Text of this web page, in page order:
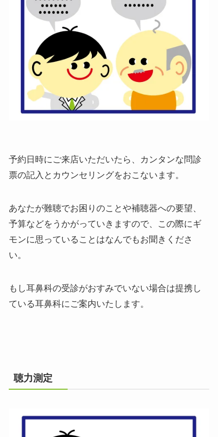
予約日時にご来店いただいたら、カンタンな問診
票の記入とカウンセリングをおこないます。
あなたが難聴でお困りのことや補聴器への要望、
予算などをうかがっていきますので、この際にギ
モンに思っていることはなんでもお聞きくださ
い。
もし耳鼻科の受診がおすみでいない場合は提携し
ている耳鼻科にご案内いたします。
聴力測定